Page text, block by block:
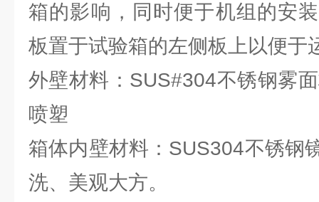
箱的影响，同时便于机组的安
板置于试验箱的左侧板上以便于
外壁材料：SUS#304不锈钢雾
喷塑
箱体内壁材料：SUS304不锈钢
洗、美观大方。